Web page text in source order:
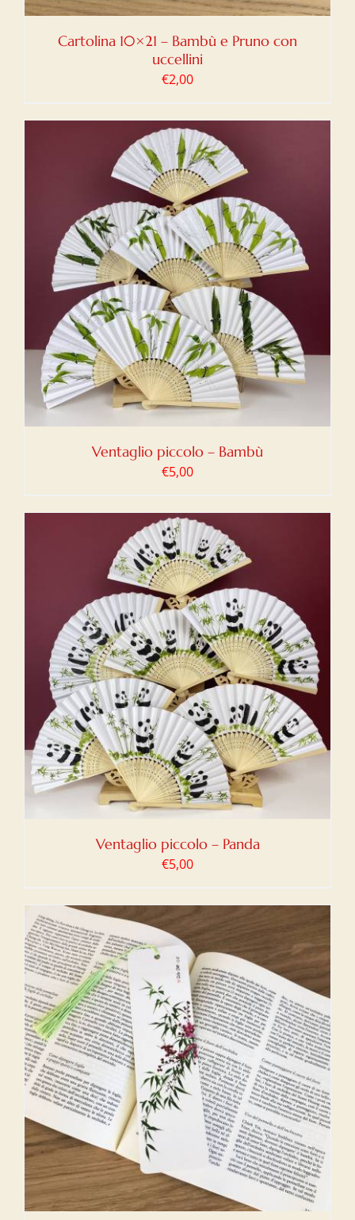
Cartolina 10×21 – Bambù e Pruno con
uccellini
€2,00
Ventaglio piccolo – Bambù
€5,00
Ventaglio piccolo – Panda
€5,00